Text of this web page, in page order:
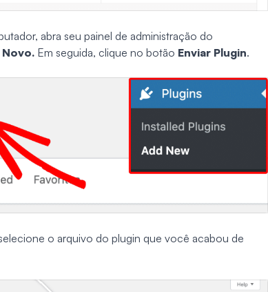
abra seu painel de administração do
Em seguida, clique no botão Enviar Plugin.
o arquivo do plugin que você acabou de